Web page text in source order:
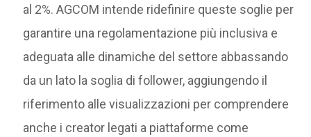
al 2%. AGCOM intende ridefinire queste soglie per
garantire una regolamentazione più inclusiva e
adeguata alle dinamiche del settore abbassando
da un lato la soglia di follower, aggiungendo il
riferimento alle visualizzazioni per comprendere
anche i creator legati a piattaforme come